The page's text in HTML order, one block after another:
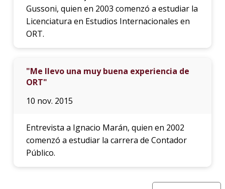
Gussoni, quien en 2003 comenzó a estudiar la
Licenciatura en Estudios Internacionales en
ORT.
"Me llevo una muy buena experiencia de
ORT"
10 nov. 2015
Entrevista a Ignacio Marán, quien en 2002
comenzó a estudiar la carrera de Contador
Público.